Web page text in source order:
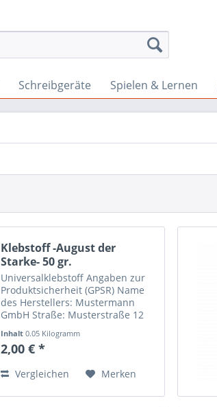
Schreibgeräte Spielen & Lernen
Klebstoff -August der
Starke- 50 gr.
Universalklebstoff Angaben zur
Produktsicherheit (GPSR) Name
des Herstellers: Mustermann
GmbH Straße: Musterstraße 12
+49 123 456789 Email-Adresse:
info@mustermann.de
Inhalt0.05 Kilogramm
(40,00 € * / 1 Kilogramm)
2,00 € *
Vergleichen Merken